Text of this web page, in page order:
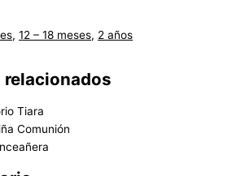
,12 – 18 meses, 2 años
relacionados